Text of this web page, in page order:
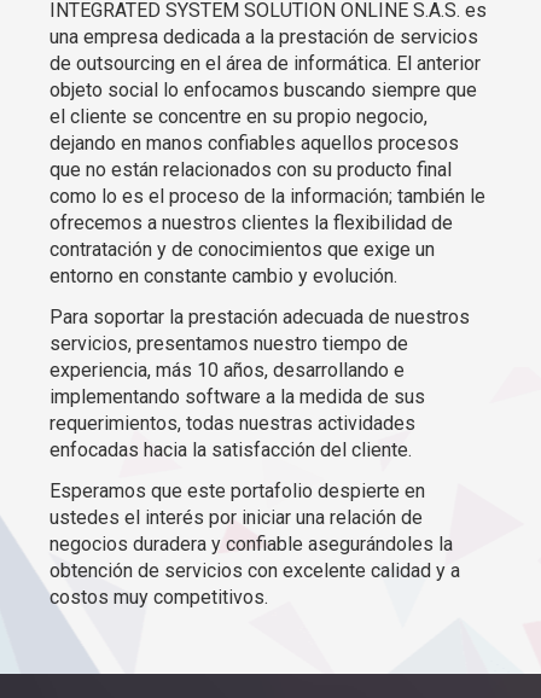
INTEGRATED SYSTEM SOLUTION ONLINE S.A.S. es
una empresa dedicada a la prestación de servicios
de outsourcing en el área de informática. El anterior
objeto social lo enfocamos buscando siempre que
el cliente se concentre en su propio negocio,
dejando en manos confiables aquellos procesos
que no están relacionados con su producto final
como lo es el proceso de la información; también le
ofrecemos a nuestros clientes la flexibilidad de
contratación y de conocimientos que exige un
entorno en constante cambio y evolución.
Para soportar la prestación adecuada de nuestros
servicios, presentamos nuestro tiempo de
experiencia, más 10 años, desarrollando e
implementando software a la medida de sus
requerimientos, todas nuestras actividades
enfocadas hacia la satisfacción del cliente.
Esperamos que este portafolio despierte en
ustedes el interés por iniciar una relación de
negocios duradera y confiable asegurándoles la
obtención de servicios con excelente calidad y a
costos muy competitivos.